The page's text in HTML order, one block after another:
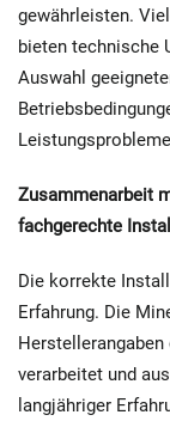
gewährleisten.
bieten technische
Auswahl
Zusammenarbeit
fachgerechte
Die korrekte
Erfahrung. Die
verarbeitet und
langjähriger